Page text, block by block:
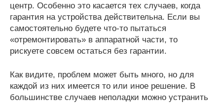
центр. Особенно это касается тех случаев, когда
гарантия на устройства действительна. Если вы
самостоятельно будете что-то пытаться
«отремонтировать» в аппаратной части, то
рискуете совсем остаться без гарантии.
Как видите, проблем может быть много, но для
каждой из них имеется то или иное решение. В
большинстве случаев неполадки можно устранить